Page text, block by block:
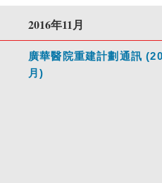
2016年11月
廣華醫院重建計劃通訊
月)